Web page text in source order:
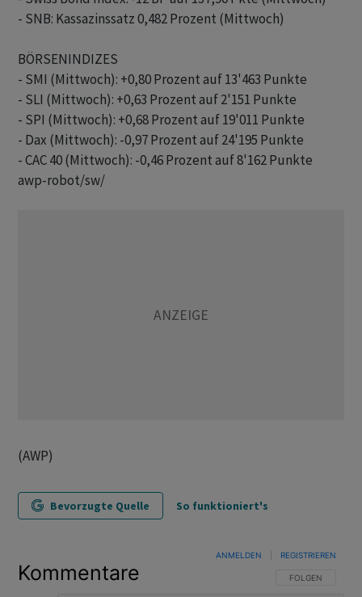
- SNB: Kassazinssatz 0,482 Prozent (Mittwoch)
BÖRSENINDIZES
- SMI (Mittwoch): +0,80 Prozent auf 13'463 Punkte
- SLI (Mittwoch): +0,63 Prozent auf 2'151 Punkte
- SPI (Mittwoch): +0,68 Prozent auf 19'011 Punkte
- Dax (Mittwoch): -0,97 Prozent auf 24'195 Punkte
awp-robot/sw/
(AWP)
Bevorzugte Quelle So funktioniert's
Kommentare FOLGE DIESER
FOLGEN
ANMELDEN REGISTRIEREN